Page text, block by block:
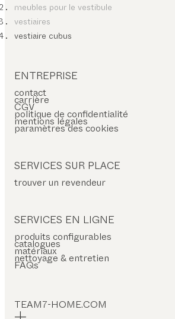
meubles pour le vestibule
vestiaires
vestiaire cubus
ENTREPRISE
contact
carrière
CGV
politique de confidentialité
mentions légales
paramètres des cookies
SERVICES SUR PLACE
trouver un revendeur
SERVICES EN LIGNE
produits configurables
catalogues
matériaux
nettoyage & entretien
FAQs
TEAM7-HOME.COM